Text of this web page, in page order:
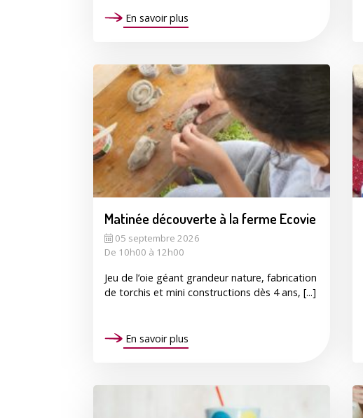
En savoir plus
Matinée découverte à la ferme Ecovie
05 septembre 2026
De 10h00 à 12h00
Jeu de l’oie géant grandeur nature, fabrication
de torchis et mini constructions dès 4 ans, [...]
En savoir plus